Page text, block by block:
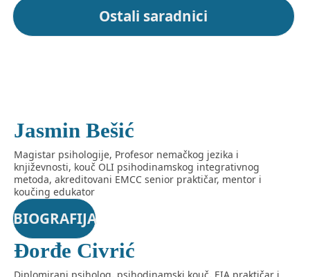
Ostali saradnici
Jasmin Bešić
Magistar psihologije, Profesor nemačkog jezika i
književnosti, kouč OLI psihodinamskog integrativnog
metoda, akreditovani EMCC senior praktičar, mentor i
koučing edukator
BIOGRAFIJA
Đorđe Civrić
Diplomirani psiholog, psihodinamski kouč, EIA praktičar i